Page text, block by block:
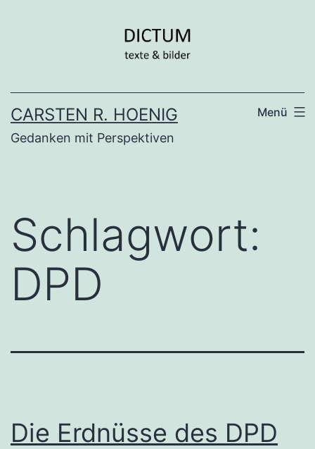
CARSTEN R. HOENIG
Gedanken mit Perspektiven
Menü
Schlagwort:
DPD
Die Erdnüsse des DPD